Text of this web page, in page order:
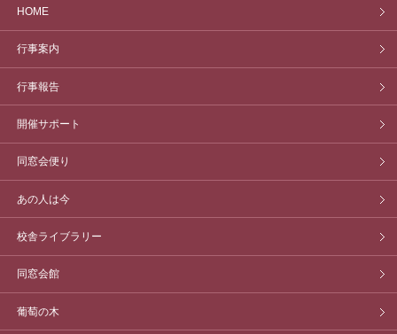
HOME
行事案内
行事報告
開催サポート
同窓会便り
あの人は今
校舎ライブラリー
同窓会館
葡萄の木